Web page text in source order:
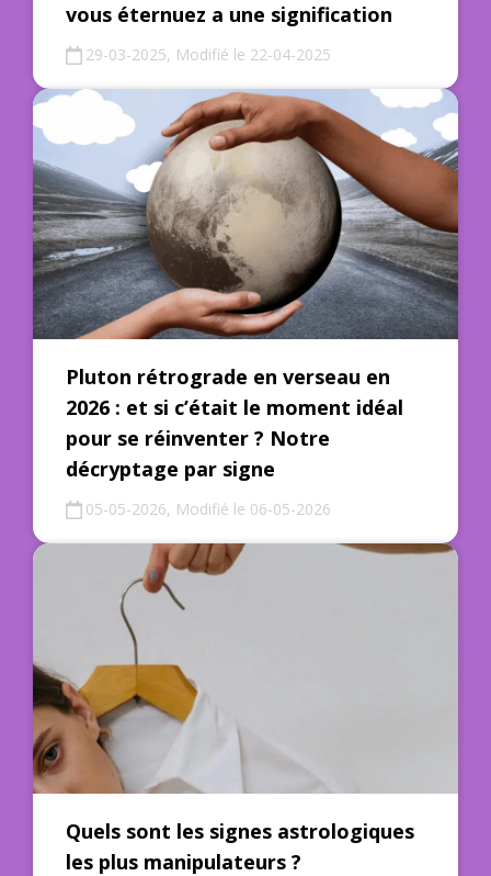
vous éternuez a une signification
29-03-2025, Modifié le 22-04-2025
Pluton rétrograde en verseau en
2026 : et si c’était le moment idéal
pour se réinventer ? Notre
décryptage par signe
05-05-2026, Modifié le 06-05-2026
Quels sont les signes astrologiques
les plus manipulateurs ?